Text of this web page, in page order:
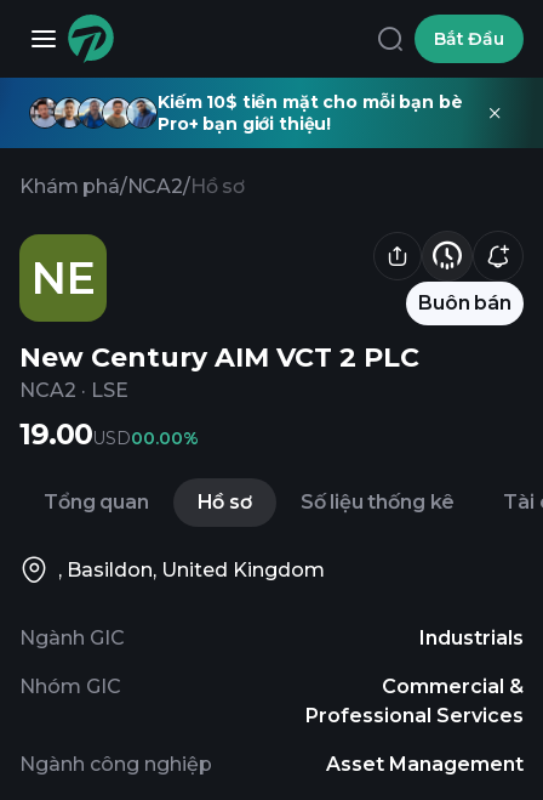
Bắt Đầu
Kiếm 10$ tiền mặt cho mỗi bạn bè
Pro+ bạn giới thiệu!
Khám phá/NCA2/Hồ sơ
NE Buôn bán
New Century AIM VCT 2 PLC
NCA2 · LSE
19.00USD00.00%
Tổng quan Hồ sơ Số liệu thống kê Tài
, Basildon, United Kingdom
Ngành GIC Industrials
Nhóm GIC
Commercial &
Professional Services
Ngành công nghiệp Asset Management